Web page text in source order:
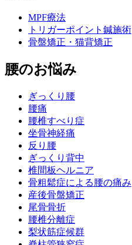
MPF療法
トリガーポイント鍼施術
骨盤矯正・猫背矯正
腰のお悩み
ぎっくり腰
腰痛
腰椎すべり症
坐骨神経痛
反り腰
ぎっくり背中
椎間板ヘルニア
骨粗鬆症による腰の痛み
産後骨盤矯正
尾骨骨折
腰椎分離症
梨状筋症候群